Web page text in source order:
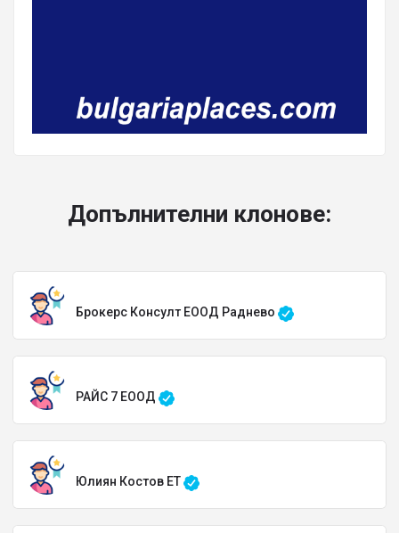
Допълнителни клонове:
Брокерс Консулт ЕООД Раднево
РАЙС 7 ЕООД
Юлиян Костов ЕТ